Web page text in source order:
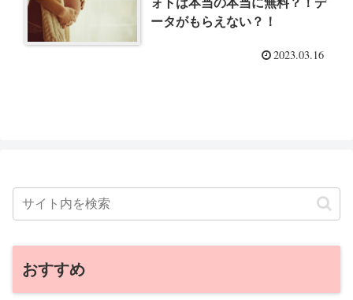
ータがもらえない？！
2023.03.16
おすすめ